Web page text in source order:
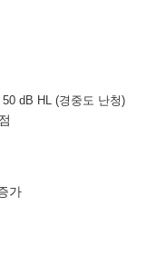
dB HL (경중도 난청)
가